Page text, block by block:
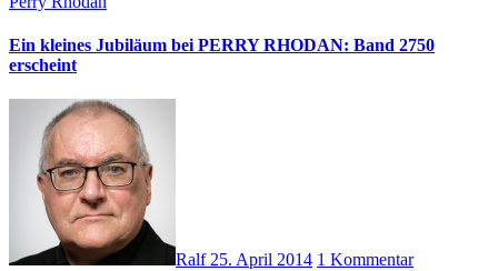
Ein kleines Jubiläum bei PERRY RHODAN: Band 2750
erscheint
Ralf 25. April 2014 1 Kommentar